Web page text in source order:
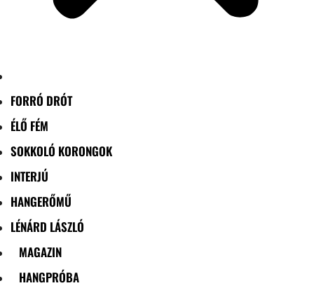
FORRÓ DRÓT
ÉLŐ FÉM
SOKKOLÓ KORONGOK
INTERJÚ
HANGERŐMŰ
LÉNÁRD LÁSZLÓ
MAGAZIN
HANGPRÓBA